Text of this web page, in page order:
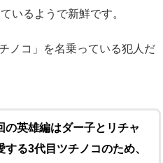
いるようで新鮮です。
ノコ」を名乗っている犯人だ
の英雄編はダー子とリチャ
する3代目ツチノコのため、